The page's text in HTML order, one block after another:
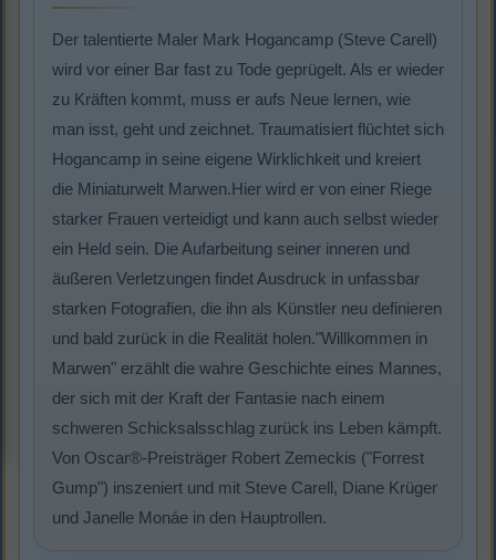
Der talentierte Maler Mark Hogancamp (Steve Carell)
wird vor einer Bar fast zu Tode geprügelt. Als er wieder
zu Kräften kommt, muss er aufs Neue lernen, wie
man isst, geht und zeichnet. Traumatisiert flüchtet sich
Hogancamp in seine eigene Wirklichkeit und kreiert
die Miniaturwelt Marwen.Hier wird er von einer Riege
starker Frauen verteidigt und kann auch selbst wieder
ein Held sein. Die Aufarbeitung seiner inneren und
äußeren Verletzungen findet Ausdruck in unfassbar
starken Fotografien, die ihn als Künstler neu definieren
und bald zurück in die Realität holen."Willkommen in
Marwen" erzählt die wahre Geschichte eines Mannes,
der sich mit der Kraft der Fantasie nach einem
schweren Schicksalsschlag zurück ins Leben kämpft.
Von Oscar®-Preisträger Robert Zemeckis ("Forrest
Gump") inszeniert und mit Steve Carell, Diane Krüger
und Janelle Monáe in den Hauptrollen.